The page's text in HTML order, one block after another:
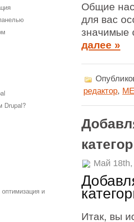
Drupal?
и
Общие
для вас
значимые
далее »
редактор,
Май
Итак, вы